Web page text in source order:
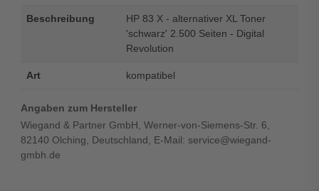
Beschreibung
HP 83 X - alternativer XL Toner
'schwarz' 2.500 Seiten - Digital
Revolution
Art kompatibel
Angaben zum Hersteller
Wiegand & Partner GmbH, Werner-von-Siemens-Str. 6,
82140 Olching, Deutschland, E-Mail: service@wiegand-
gmbh.de